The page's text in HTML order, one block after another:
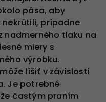
pása, aby
prípadne
nadmerného tlaku na
miery s
výrobku.
líšiť v závislosti
Je potrebné
častým praním